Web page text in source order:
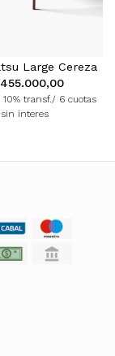
Large Cereza
10% transf./ 6 cuotas
sin interes